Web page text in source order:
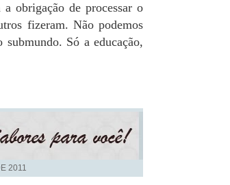
obrigação de processar o
fizeram. Não podemos
Só a educação,
2011